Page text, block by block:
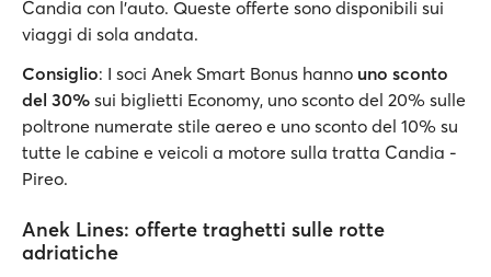
Candia con l'auto. Queste offerte sono disponibili sui
viaggi di sola andata.
Consiglio: I soci Anek Smart Bonus hanno uno sconto
del 30% sui biglietti Economy, uno sconto del 20% sulle
poltrone numerate stile aereo e uno sconto del 10% su
tutte le cabine e veicoli a motore sulla tratta Candia -
Pireo.
Anek Lines: offerte traghetti sulle rotte
adriatiche